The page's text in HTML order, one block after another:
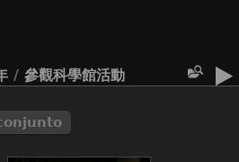
/ 參觀科學館活動